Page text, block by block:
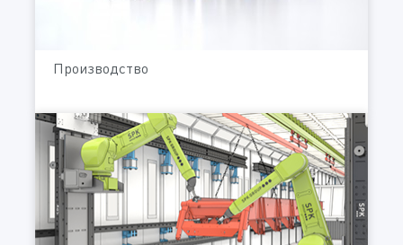
Производство